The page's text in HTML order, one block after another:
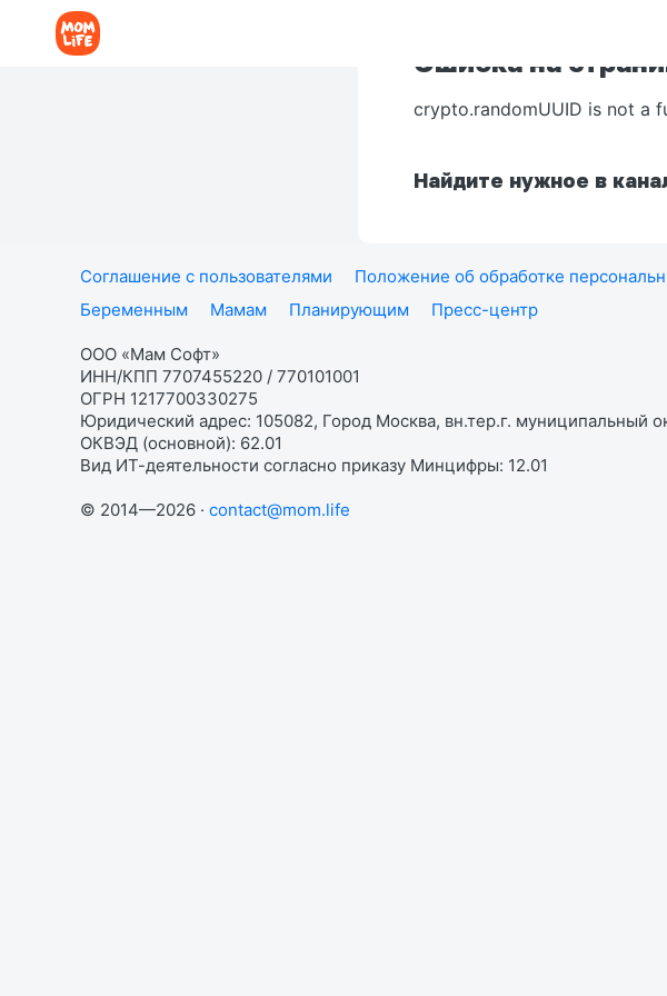
Ошибка на
crypto.randomUUID is not a
Найдите нужное в
Соглашение с пользователями Положение об обработке
Беременным
Мамам Планирующим Пресс-центр
ООО «Мам Софт»
ИНН/КПП 7707455220 / 770101001
ОГРН 1217700330275
Юридический адрес: 105082, Город Москва, вн.тер.г. муниципальный
ОКВЭД (основной): 62.01
Вид ИТ-деятельности согласно приказу Минцифры: 12.01
© 2014—2026 · contact@mom.life